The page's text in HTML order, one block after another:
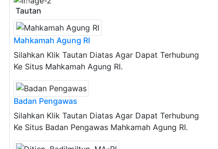
Previous
Tautan
Mahkamah Agung RI
Silahkan Klik Tautan Diatas Agar Dapat Terhubung
Ke Situs Mahkamah Agung RI.
Badan Pengawas
Silahkan Klik Tautan Diatas Agar Dapat Terhubung
Ke Situs Badan Pengawas Mahkamah Agung RI.